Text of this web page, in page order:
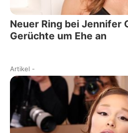
Neuer Ring bei Jennifer
Gerüchte um Ehe an
Artikel -